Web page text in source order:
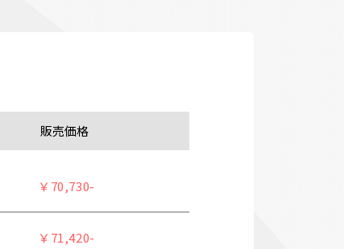
販売価格
￥70,730-
￥71,420-